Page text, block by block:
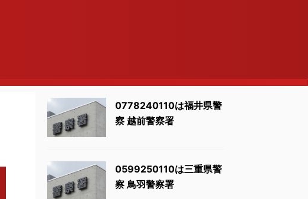
0778240110は福井県警
察 越前警察署
0599250110は三重県警
察 鳥羽警察署